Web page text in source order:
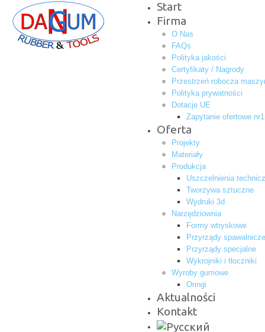
Start
Firma
O Nas
FAQs
Polityka jakości
Certyfikaty / Nagrody
Przestrzeń robocza
Polityka prywatności
Dotacje UE
Zapytanie ofertowe nr1
Oferta
Projekty
Materiały
Produkcja
Uszczelnienia
Tworzywa sztuczne
Wydruki 3d
Narzędziownia
Formy wtryskowe
Przyrządy
Przyrządy specjalne
Wykrojniki i tłoczniki
Wyroby gumowe
Oringi
Aktualności
Kontakt